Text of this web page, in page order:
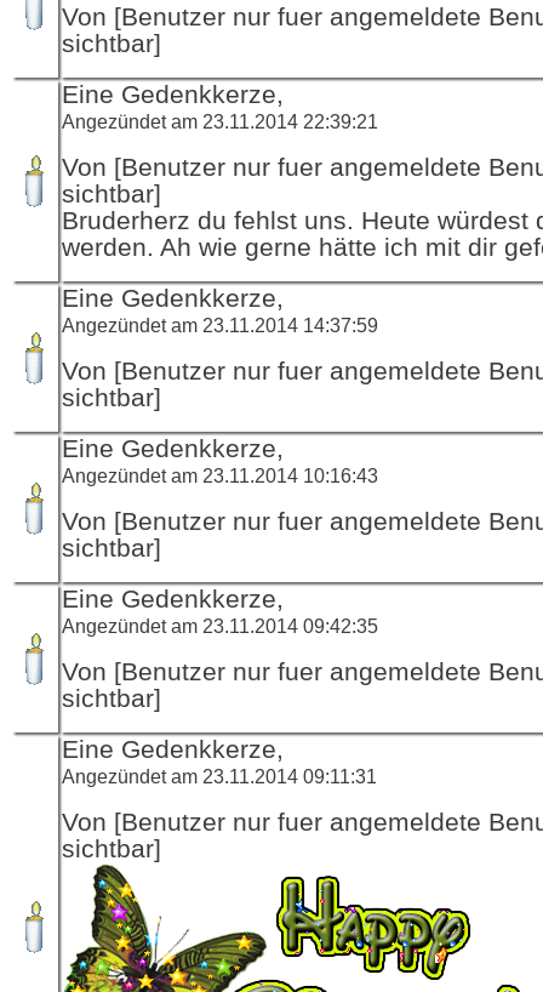
Von [Benutzer nur fuer angemeldete
sichtbar]
Eine Gedenkkerze,
Angezündet am 23.11.2014 22:39:21
Von [Benutzer nur fuer angemeldete
sichtbar]
Bruderherz du fehlst uns. Heute würdest
werden. Ah wie gerne hätte ich mit dir
Eine Gedenkkerze,
Angezündet am 23.11.2014 14:37:59
Von [Benutzer nur fuer angemeldete
sichtbar]
Eine Gedenkkerze,
Angezündet am 23.11.2014 10:16:43
Von [Benutzer nur fuer angemeldete
sichtbar]
Eine Gedenkkerze,
Angezündet am 23.11.2014 09:42:35
Von [Benutzer nur fuer angemeldete
sichtbar]
Eine Gedenkkerze,
Angezündet am 23.11.2014 09:11:31
Von [Benutzer nur fuer angemeldete
sichtbar]